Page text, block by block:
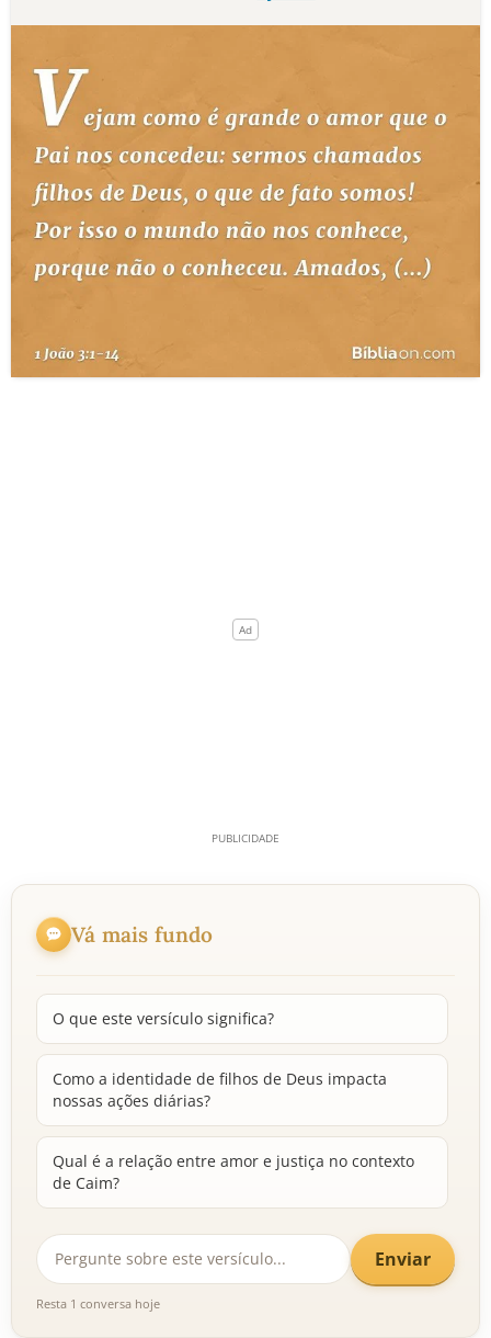
Vá mais fundo
O que este versículo significa?
Como a identidade de filhos de Deus impacta
nossas ações diárias?
Qual é a relação entre amor e justiça no contexto
de Caim?
Enviar
Resta 1 conversa hoje